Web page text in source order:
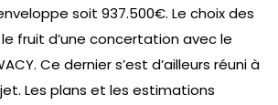
soit 937.500€. Le choix des
fruit d’une concertation avec le
Ce dernier s’est d’ailleurs réuni à
Les plans et les estimations